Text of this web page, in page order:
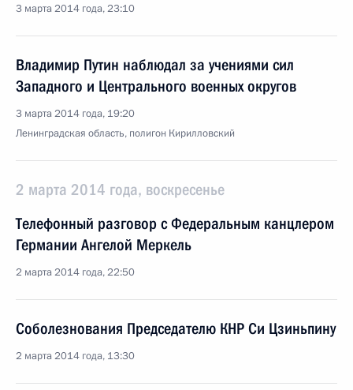
3 марта 2014 года, 23:10
Владимир Путин наблюдал за учениями сил
Западного и Центрального военных округов
3 марта 2014 года, 19:20
Ленинградская область, полигон Кирилловский
2 марта 2014 года, воскресенье
Телефонный разговор с Федеральным канцлером
Германии Ангелой Меркель
2 марта 2014 года, 22:50
Соболезнования Председателю КНР Си Цзиньпину
2 марта 2014 года, 13:30